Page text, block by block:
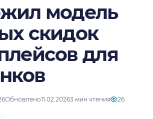
модель
скидок
для
Обновлено11.02.20263 мин чтения 26